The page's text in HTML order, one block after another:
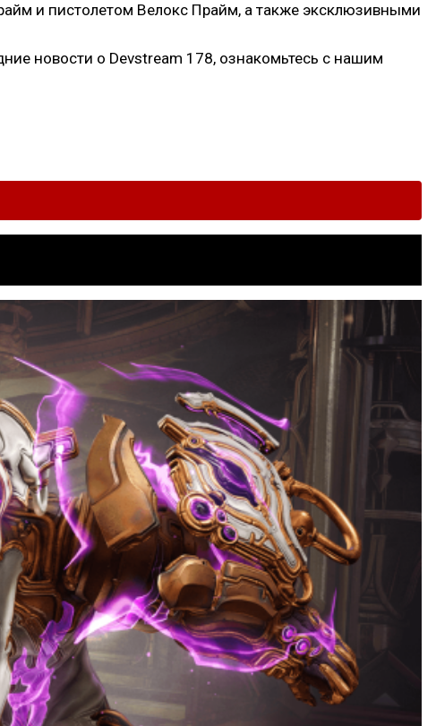
и пистолетом Велокс Прайм, а также эксклюзивными
новости о Devstream 178, ознакомьтесь с нашим